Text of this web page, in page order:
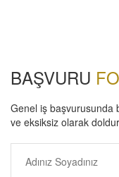
BAŞVURU
Genel iş başvurusunda
ve eksiksiz olarak